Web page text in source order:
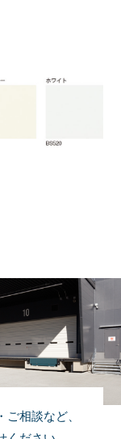
相談など、